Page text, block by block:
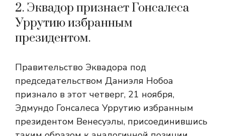
2. Эквадор признает Гонсалеса
Уррутию избранным
президентом.
Правительство Эквадора под
председательством Даниэля Нобоа
признало в этот четверг, 21 ноября,
Эдмундо Гонсалеса Уррутию избранным
президентом Венесуэлы, присоединившись